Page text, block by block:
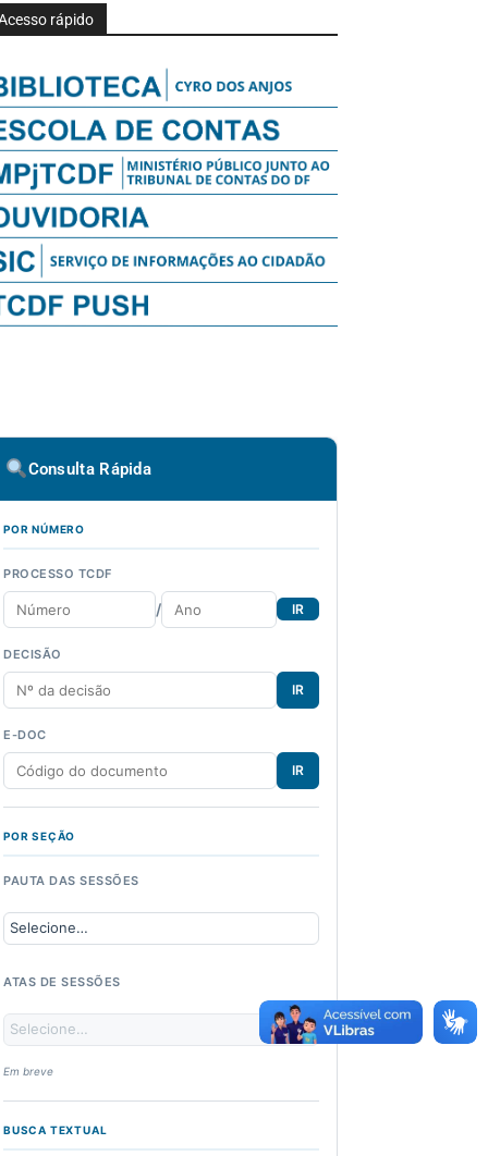
rápido
Consulta Rápida
POR NÚMERO
PROCESSO TCDF
/ IR
DECISÃO
IR
E-DOC
IR
POR SEÇÃO
PAUTA DAS SESSÕES
ATAS DE SESSÕES
Em breve
BUSCA TEXTUAL